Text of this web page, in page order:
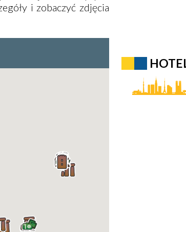
i zobaczyć zdjęcia